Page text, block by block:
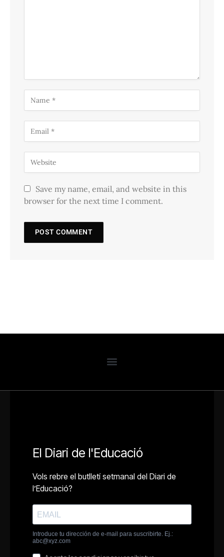
Save my name, email, and website in this
browser for the next time I comment.